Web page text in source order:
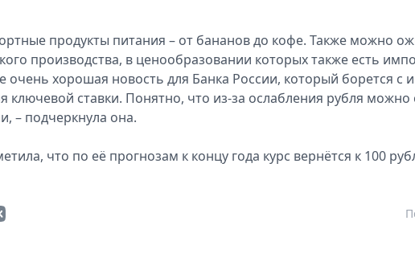
продукты питания – от бананов до кофе. Также можно
производства, в ценообразовании которых также есть
очень хорошая новость для Банка России, который борется с
ставки. Понятно, что из-за ослабления рубля
– подчеркнула она.
что по её прогнозам к концу года курс вернётся к 100